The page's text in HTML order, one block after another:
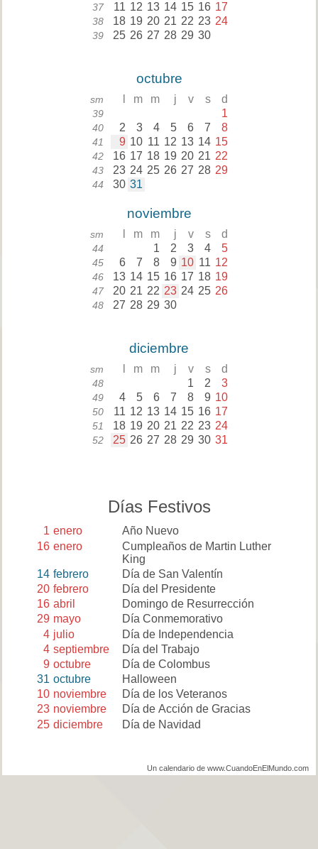
37 11 12 13 14 15 16 17
38 18 19 20 21 22 23 24
39 25 26 27 28 29 30
octubre
sm m m j v s d
39 1
40 2 3 4 5 6 7 8
41 9 10 11 12 13 14 15
42 16 17 18 19 20 21 22
43 23 24 25 26 27 28 29
44 30 31
noviembre
sm m m j v s d
44 1 2 3 4 5
45 6 7 8 9 10 11 12
46 13 14 15 16 17 18 19
47 20 21 22 23 24 25 26
48 27 28 29 30
diciembre
sm m m j v s d
48 1 2 3
49 4 5 6 7 8 9 10
50 11 12 13 14 15 16 17
51 18 19 20 21 22 23 24
52 25 26 27 28 29 30 31
Días Festivos
1 enero
Año Nuevo
16 enero
Cumpleaños de Martin Luther
King
14 febrero
Día de San Valentín
20 febrero
Día del Presidente
16 abril
Domingo de Resurrección
29 mayo
Día Conmemorativo
4 julio
Día de Independencia
4 septiembre
Día del Trabajo
9 octubre
Día de Colombus
31 octubre
Halloween
10 noviembre
Día de los Veteranos
23 noviembre
Día de Acción de Gracias
25 diciembre Día de Navidad
Un calendario de www.CuandoEnElMundo.com